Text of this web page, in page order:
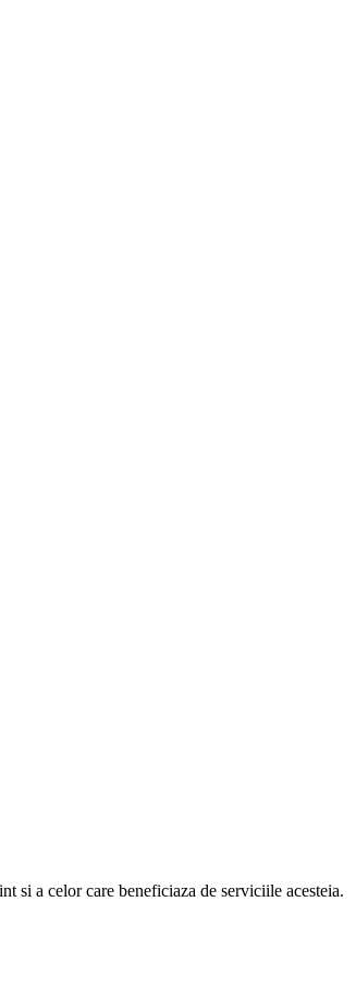
si a celor care beneficiaza de serviciile acesteia.